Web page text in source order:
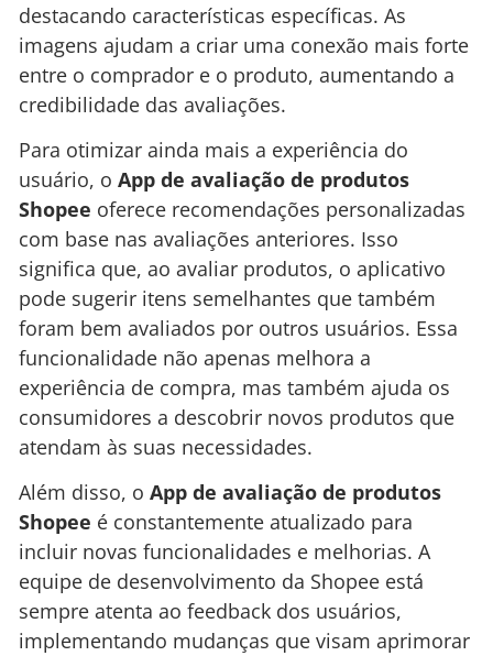
destacando características específicas. As
imagens ajudam a criar uma conexão mais forte
entre o comprador e o produto, aumentando a
credibilidade das avaliações.
Para otimizar ainda mais a experiência do
usuário, o App de avaliação de produtos
Shopee oferece recomendações personalizadas
com base nas avaliações anteriores. Isso
significa que, ao avaliar produtos, o aplicativo
pode sugerir itens semelhantes que também
foram bem avaliados por outros usuários. Essa
funcionalidade não apenas melhora a
experiência de compra, mas também ajuda os
consumidores a descobrir novos produtos que
atendam às suas necessidades.
Além disso, o App de avaliação de produtos
Shopee é constantemente atualizado para
incluir novas funcionalidades e melhorias. A
equipe de desenvolvimento da Shopee está
sempre atenta ao feedback dos usuários,
implementando mudanças que visam aprimorar